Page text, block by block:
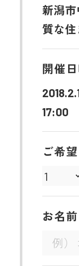
新潟
質な
開催
17:00
ご希
お名前